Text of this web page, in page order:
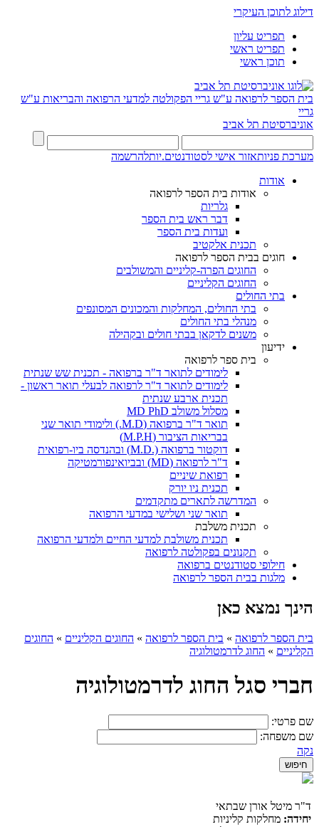
דילוג לתוכן העיקרי
תפריט עליון
תפריט ראשי
תוכן ראשי
בית הספר לרפואה ע"ש גריי הפקולטה למדעי הרפואה והבריאות ע"ש
גריי
אוניברסיטת תל אביב
מערכת פניותאזור אישי לסטודנטים.יותלהרשמה
אודות
אודות בית הספר לרפואה
גלריות
דבר ראש בית הספר
ועדות בית הספר
תכנית אלקטיב
חוגים בבית הספר לרפואה
החוגים הפרה-קליניים והמשולבים
החוגים הקליניים
בתי החולים
בתי החולים, המחלקות והמכונים המסונפים
מנהלי בתי החולים
משנים לדקאן בבתי חולים ובקהילה
ידיעון
בית ספר לרפואה
לימודים לתואר ד"ר ברפואה - תכנית שש שנתית
לימודים לתואר ד"ר לרפואה לבעלי תואר ראשון -
תכנית ארבע שנתית
מסלול משולב MD PhD
תואר ד"ר ברפואה (M.D.) ולימודי תואר שני
בבריאות הציבור (M.P.H)
דוקטור ברפואה (.M.D) ובהנדסה ביו-רפואית
ד"ר לרפואה (MD) ובביואינפורמטיקה
רפואת שיניים
תכנית ניו יורק
המדרשה לתארים מתקדמים
תואר שני ושלישי במדעי הרפואה
תכנית משלבת
תכנית משולבת למדעי החיים ולמדעי הרפואה
תקנונים בפקולטה לרפואה
חילופי סטודנטים ברפואה
מלגות בבית הספר לרפואה
הינך נמצא כאן
בית הספר לרפואה » בית הספר לרפואה » החוגים הקליניים » החוגים
הקליניים » החוג לדרמטולוגיה
חברי סגל החוג לדרמטולוגיה
שם פרטי:
שם משפחה:
נקה
ד"ר מיטל אורן שבתאי
יחידה: מחלקות קליניות